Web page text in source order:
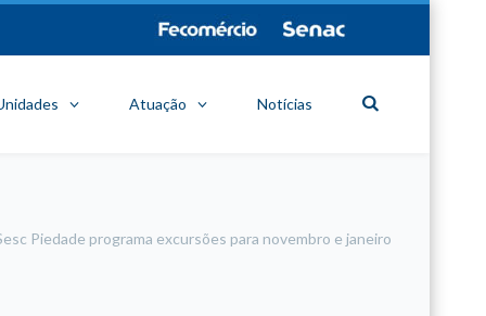
Atuação Notícias
Piedade programa excursões para novembro e janeiro